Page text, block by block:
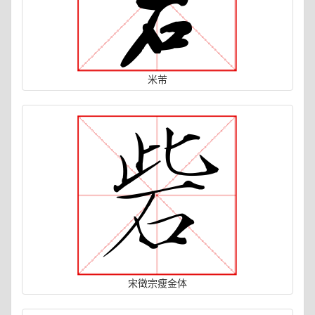
米芾
宋徵宗瘦金体